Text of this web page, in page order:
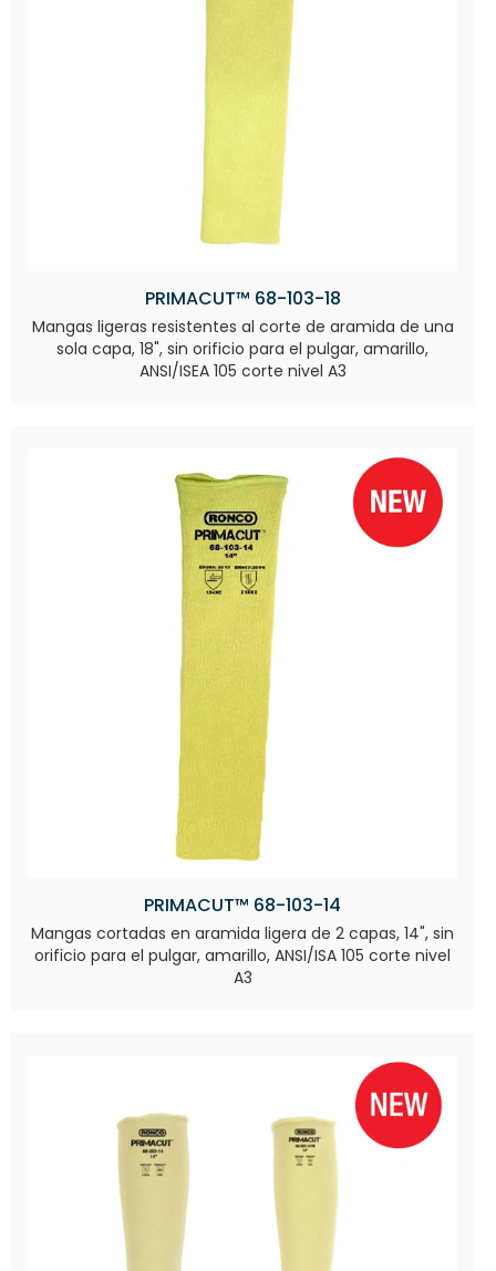
PRIMACUT™ 68-103-18
Mangas ligeras resistentes al corte de aramida de una
sola capa, 18", sin orificio para el pulgar, amarillo,
ANSI/ISEA 105 corte nivel A3
PRIMACUT™ 68-103-14
Mangas cortadas en aramida ligera de 2 capas, 14", sin
orificio para el pulgar, amarillo, ANSI/ISA 105 corte nivel
A3